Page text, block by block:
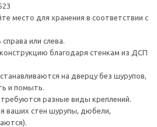
место для хранения в соответствии с
или слева.
благодаря стенкам из ДСП
на дверцу без шурупов,
и помыть.
разные виды креплений.
ваших стен шурупы, дюбели,